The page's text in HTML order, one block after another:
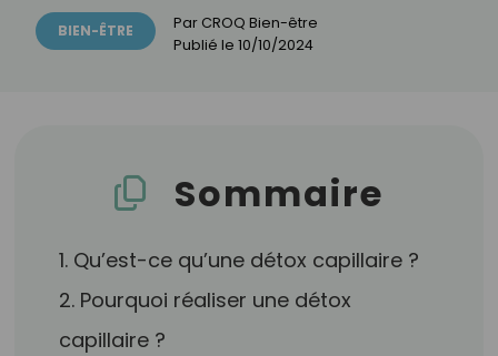
BIEN-ÊTRE Par CROQ Bien-être
Publié le 10/10/2024
Sommaire
1. Qu’est-ce qu’une détox capillaire ?
2. Pourquoi réaliser une détox
capillaire ?